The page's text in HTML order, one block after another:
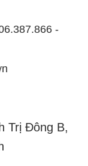
-
Trị Đông B,